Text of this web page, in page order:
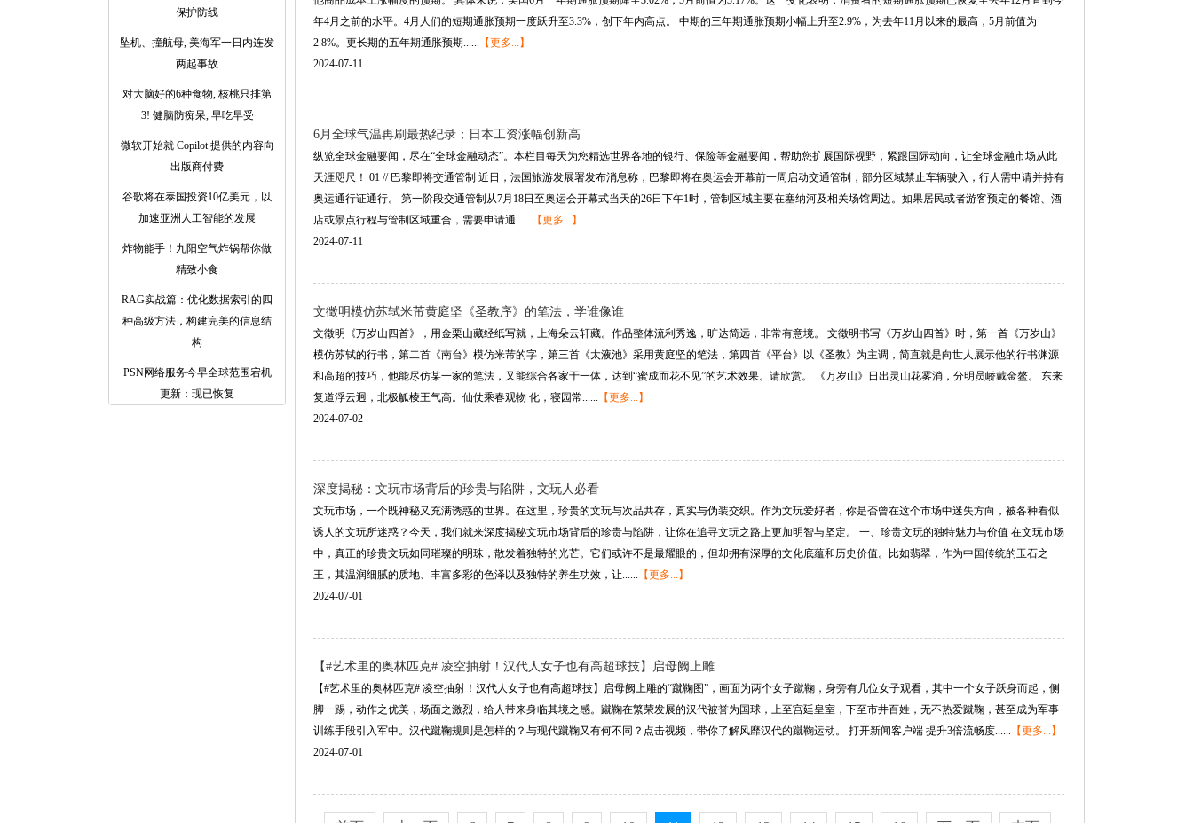
保护防线
坠机、撞航母, 美海军一日内连发
两起事故
对大脑好的6种食物, 核桃只排第
3! 健脑防痴呆, 早吃早受
微软开始就 Copilot 提供的内容向
出版商付费
谷歌将在泰国投资10亿美元，以
加速亚洲人工智能的发展
炸物能手！九阳空气炸锅帮你做
精致小食
RAG实战篇：优化数据索引的四
种高级方法，构建完美的信息结
构
PSN网络服务今早全球范围宕机
更新：现已恢复
年4月之前的水平。4月人们的短期通胀预期一度跃升至3.3%，创下年内高点。 中期的三年期通胀预期小幅上升至2.9%，为去年11月以来的最高，5月前值为
2.8%。更长期的五年期通胀预期...... 【更多...】
2024-07-11
6月全球气温再刷最热纪录；日本工资涨幅创新高
纵览全球金融要闻，尽在“全球金融动态”。本栏目每天为您精选世界各地的银行、保险等金融要闻，帮助您扩展国际视野，紧跟国际动向，让全球金融市场从此
天涯咫尺！ 01 // 巴黎即将交通管制 近日，法国旅游发展署发布消息称，巴黎即将在奥运会开幕前一周启动交通管制，部分区域禁止车辆驶入，行人需申请并持有
奥运通行证通行。 第一阶段交通管制从7月18日至奥运会开幕式当天的26日下午1时，管制区域主要在塞纳河及相关场馆周边。如果居民或者游客预定的餐馆、酒
店或景点行程与管制区域重合，需要申请通...... 【更多...】
2024-07-11
文徵明模仿苏轼米芾黄庭坚《圣教序》的笔法，学谁像谁
文徵明《万岁山四首》，用金栗山藏经纸写就，上海朵云轩藏。作品整体流利秀逸，旷达简远，非常有意境。 文徵明书写《万岁山四首》时，第一首《万岁山》
模仿苏轼的行书，第二首《南台》模仿米芾的字，第三首《太液池》采用黄庭坚的笔法，第四首《平台》以《圣教》为主调，简直就是向世人展示他的行书渊源
和高超的技巧，他能尽仿某一家的笔法，又能综合各家于一体，达到“蜜成而花不见”的艺术效果。请欣赏。 《万岁山》日出灵山花雾消，分明员峤戴金鳌。 东来
复道浮云迥，北极觚棱王气高。仙仗乘春观物 化，寝园常...... 【更多...】
2024-07-02
深度揭秘：文玩市场背后的珍贵与陷阱，文玩人必看
文玩市场，一个既神秘又充满诱惑的世界。在这里，珍贵的文玩与次品共存，真实与伪装交织。作为文玩爱好者，你是否曾在这个市场中迷失方向，被各种看似
诱人的文玩所迷惑？今天，我们就来深度揭秘文玩市场背后的珍贵与陷阱，让你在追寻文玩之路上更加明智与坚定。 一、珍贵文玩的独特魅力与价值 在文玩市场
中，真正的珍贵文玩如同璀璨的明珠，散发着独特的光芒。它们或许不是最耀眼的，但却拥有深厚的文化底蕴和历史价值。比如翡翠，作为中国传统的玉石之
王，其温润细腻的质地、丰富多彩的色泽以及独特的养生功效，让...... 【更多...】
2024-07-01
【#艺术里的奥林匹克# 凌空抽射！汉代人女子也有高超球技】启母阙上雕
【#艺术里的奥林匹克# 凌空抽射！汉代人女子也有高超球技】启母阙上雕的“蹴鞠图”，画面为两个女子蹴鞠，身旁有几位女子观看，其中一个女子跃身而起，侧
脚一踢，动作之优美，场面之激烈，给人带来身临其境之感。蹴鞠在繁荣发展的汉代被誉为国球，上至宫廷皇室，下至市井百姓，无不热爱蹴鞠，甚至成为军事
训练手段引入军中。汉代蹴鞠规则是怎样的？与现代蹴鞠又有何不同？点击视频，带你了解风靡汉代的蹴鞠运动。 打开新闻客户端 提升3倍流畅度...... 【更多...】
2024-07-01